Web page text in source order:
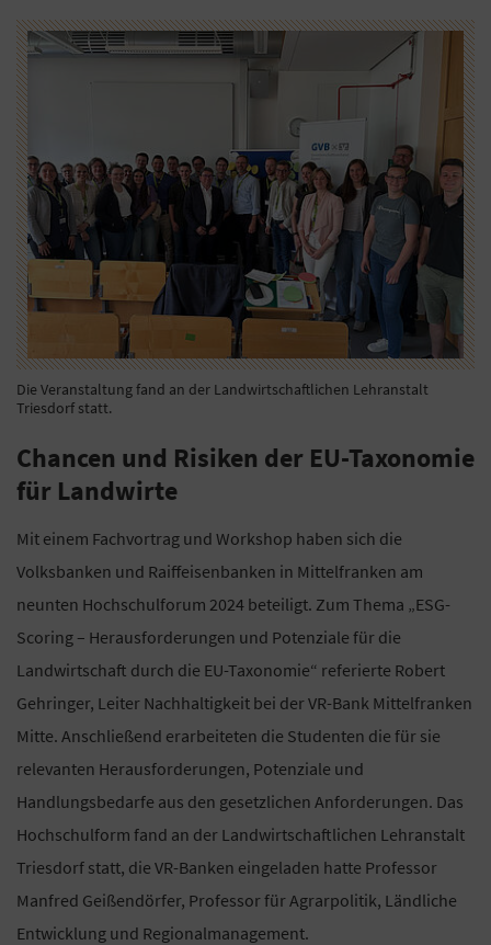
Die Veranstaltung fand an der Landwirtschaftlichen Lehranstalt
Triesdorf statt.
Chancen und Risiken der EU-Taxonomie
für Landwirte
Mit einem Fachvortrag und Workshop haben sich die
Volksbanken und Raiffeisenbanken in Mittelfranken am
neunten Hochschulforum 2024 beteiligt. Zum Thema „ESG-
Scoring – Herausforderungen und Potenziale für die
Landwirtschaft durch die EU-Taxonomie“ referierte Robert
Gehringer, Leiter Nachhaltigkeit bei der VR-Bank Mittelfranken
Mitte. Anschließend erarbeiteten die Studenten die für sie
relevanten Herausforderungen, Potenziale und
Handlungsbedarfe aus den gesetzlichen Anforderungen. Das
Hochschulform fand an der Landwirtschaftlichen Lehranstalt
Triesdorf statt, die VR-Banken eingeladen hatte Professor
Manfred Geißendörfer, Professor für Agrarpolitik, Ländliche
Entwicklung und Regionalmanagement.